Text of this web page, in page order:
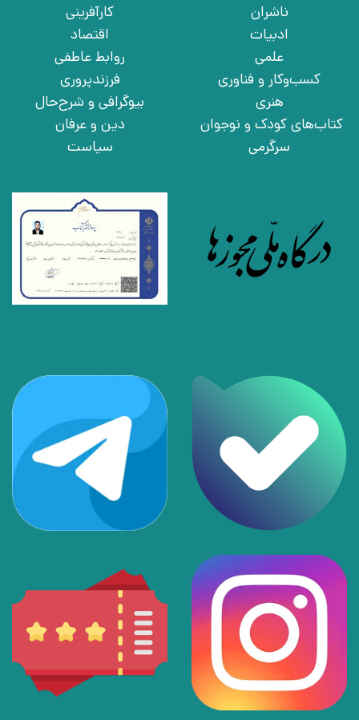
ناشران
ادبیات
علمی
کسب‌وکار و فناوری
هنری
کتاب‌های کودک و نوجوان
سرگرمی
کارآفرینی
اقتصاد
روابط عاطفی
فرزندپروری
بیوگرافی و شرح‌حال
دین و عرفان
سیاست